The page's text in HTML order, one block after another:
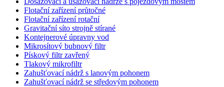
Flotační zařízení průtočné
Flotační zařízení rotační
Gravitační síto strojně stírané
Kontejnerové úpravny vod
Mikrosítový bubnový filtr
Pískový filtr zavřený
Tlakový mikrofiltr
Zahušťovací nádrž s lanovým pohonem
Zahušťovací nádrž se středovým pohonem